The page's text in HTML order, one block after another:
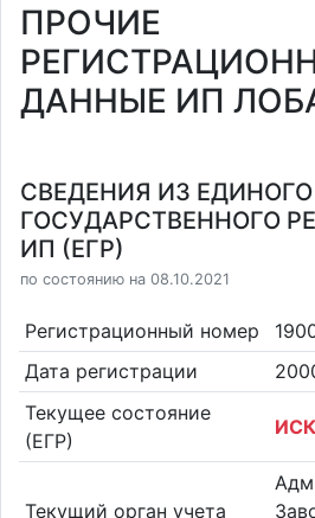
ПРОЧИЕ
ДАННЫЕ ИП
СВЕДЕНИЯ ИЗ ЕДИНОГО
ГОСУДАРСТВЕННОГО
ИП (ЕГР)
по состоянию на 08.10.2021
Регистрационный номер
Дата регистрации
Текущее состояние
(ЕГР)
Текущий орган учета